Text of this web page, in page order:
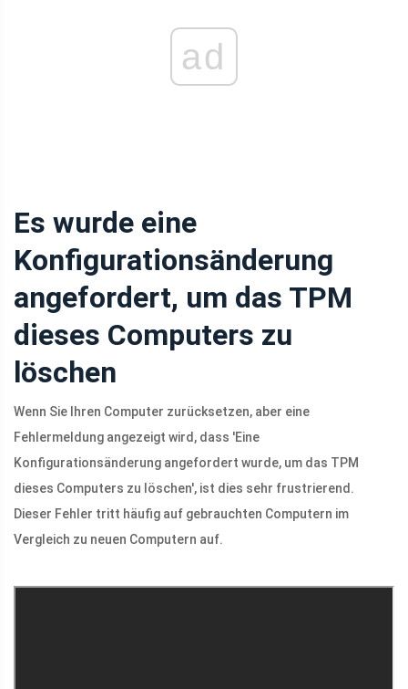
ad
Es wurde eine
Konfigurationsänderung
angefordert, um das TPM
dieses Computers zu
löschen
Wenn Sie Ihren Computer zurücksetzen, aber eine
Fehlermeldung angezeigt wird, dass 'Eine
Konfigurationsänderung angefordert wurde, um das TPM
dieses Computers zu löschen', ist dies sehr frustrierend.
Dieser Fehler tritt häufig auf gebrauchten Computern im
Vergleich zu neuen Computern auf.